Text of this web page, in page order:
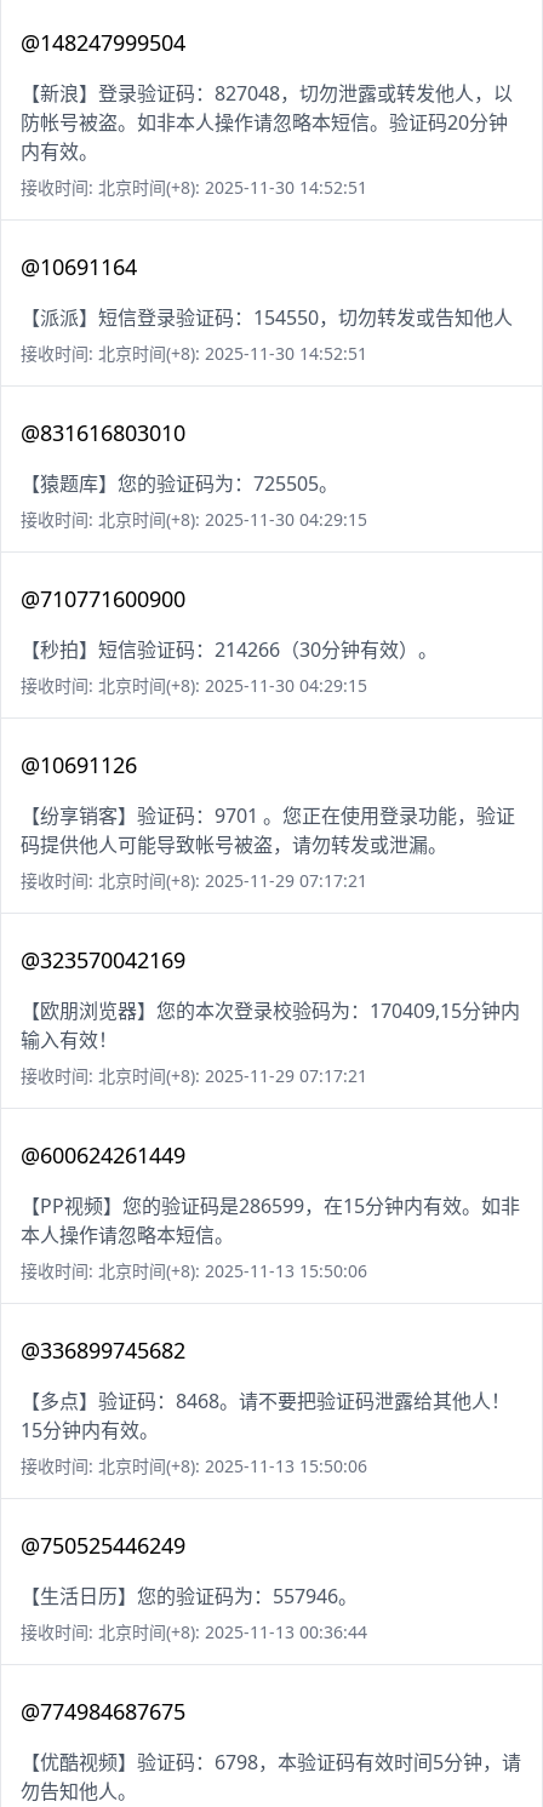
@148247999504
【新浪】登录验证码：827048，切勿泄露或转发他人，以
防帐号被盗。如非本人操作请忽略本短信。验证码20分钟
内有效。
接收时间: 北京时间(+8): 2025-11-30 14:52:51
@10691164
【派派】短信登录验证码：154550，切勿转发或告知他人
接收时间: 北京时间(+8): 2025-11-30 14:52:51
@831616803010
【猿题库】您的验证码为：725505。
接收时间: 北京时间(+8): 2025-11-30 04:29:15
@710771600900
【秒拍】短信验证码：214266（30分钟有效）。
接收时间: 北京时间(+8): 2025-11-30 04:29:15
@10691126
【纷享销客】验证码：9701 。您正在使用登录功能，验证
码提供他人可能导致帐号被盗，请勿转发或泄漏。
接收时间: 北京时间(+8): 2025-11-29 07:17:21
@323570042169
【欧朋浏览器】您的本次登录校验码为：170409,15分钟内
输入有效！
接收时间: 北京时间(+8): 2025-11-29 07:17:21
@600624261449
【PP视频】您的验证码是286599，在15分钟内有效。如非
本人操作请忽略本短信。
接收时间: 北京时间(+8): 2025-11-13 15:50:06
@336899745682
【多点】验证码：8468。请不要把验证码泄露给其他人！
15分钟内有效。
接收时间: 北京时间(+8): 2025-11-13 15:50:06
@750525446249
【生活日历】您的验证码为：557946。
接收时间: 北京时间(+8): 2025-11-13 00:36:44
@774984687675
【优酷视频】验证码：6798，本验证码有效时间5分钟，请
勿告知他人。